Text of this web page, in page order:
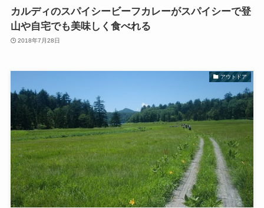
カルディのスパイシービーフカレーがスパイシーで登
山や自宅でも美味しく食べれる
2018年7月28日
アウトドア